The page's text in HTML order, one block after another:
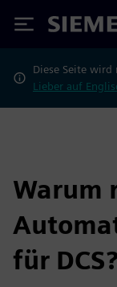
Siemens
Diese Seite
Lieber auf
Warum
für DCS?